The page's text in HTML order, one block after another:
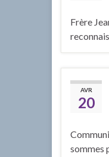
Frère
AVR
20
sommes